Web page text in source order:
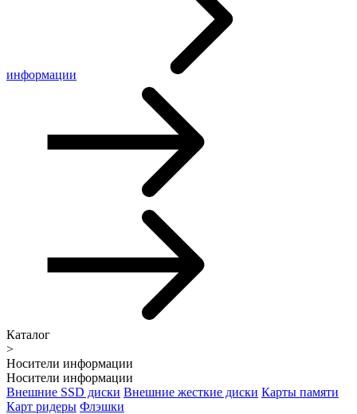
информации
Каталог
>
Носители информации
Носители информации
Внешние SSD диски Внешние жесткие диски Карты памяти
Карт ридеры Флэшки